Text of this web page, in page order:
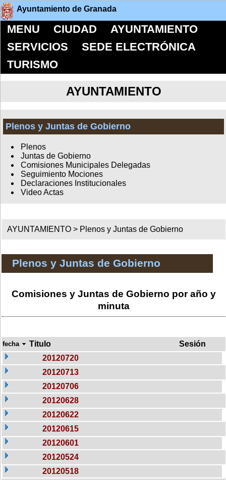
Ayuntamiento de Granada
MENU CIUDAD
AYUNTAMIENTO
SERVICIOS
SEDE ELECTRÓNICA
TURISMO
AYUNTAMIENTO
Plenos y Juntas de Gobierno
Plenos
Juntas de Gobierno
Comisiones Municipales Delegadas
Seguimiento Mociones
Declaraciones Institucionales
Video Actas
AYUNTAMIENTO > Plenos y Juntas de Gobierno
Plenos y Juntas de Gobierno
Comisiones y Juntas de Gobierno por año y
minuta
fecha Titulo
Sesión
20120720
20120713
20120706
20120628
20120622
20120615
20120601
20120524
20120518